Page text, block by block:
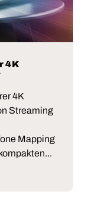
4K
4K
Streaming
Mapping